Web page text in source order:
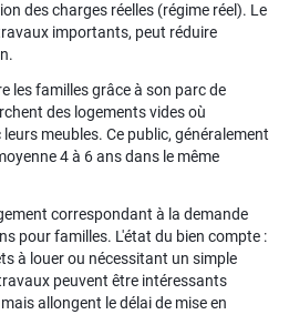
des charges réelles (régime réel). Le
importants, peut réduire
les familles grâce à son parc de
des logements vides où
meubles. Ce public, généralement
4 à 6 ans dans le même
correspondant à la demande
pour familles. L'état du bien compte :
à louer ou nécessitant un simple
peuvent être intéressants
allongent le délai de mise en